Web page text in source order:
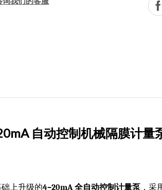
自动控制机械隔膜计量
础上升级的4–20mA 全自动控制计量泵 ，采